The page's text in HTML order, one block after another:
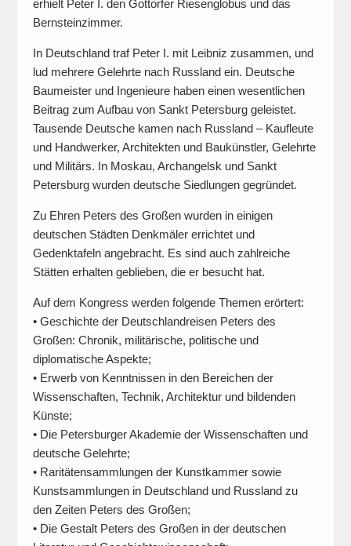
erhielt Peter I. den Gottorfer Riesenglobus und das
Bernsteinzimmer.
In Deutschland traf Peter I. mit Leibniz zusammen, und
lud mehrere Gelehrte nach Russland ein. Deutsche
Baumeister und Ingenieure haben einen wesentlichen
Beitrag zum Aufbau von Sankt Petersburg geleistet.
Tausende Deutsche kamen nach Russland – Kaufleute
und Handwerker, Architekten und Baukünstler, Gelehrte
und Militärs. In Moskau, Archangelsk und Sankt
Petersburg wurden deutsche Siedlungen gegründet.
Zu Ehren Peters des Großen wurden in einigen
deutschen Städten Denkmäler errichtet und
Gedenktafeln angebracht. Es sind auch zahlreiche
Stätten erhalten geblieben, die er besucht hat.
Auf dem Kongress werden folgende Themen erörtert:
• Geschichte der Deutschlandreisen Peters des
Großen: Chronik, militärische, politische und
diplomatische Aspekte;
• Erwerb von Kenntnissen in den Bereichen der
Wissenschaften, Technik, Architektur und bildenden
Künste;
• Die Petersburger Akademie der Wissenschaften und
deutsche Gelehrte;
• Raritätensammlungen der Kunstkammer sowie
Kunstsammlungen in Deutschland und Russland zu
den Zeiten Peters des Großen;
• Die Gestalt Peters des Großen in der deutschen